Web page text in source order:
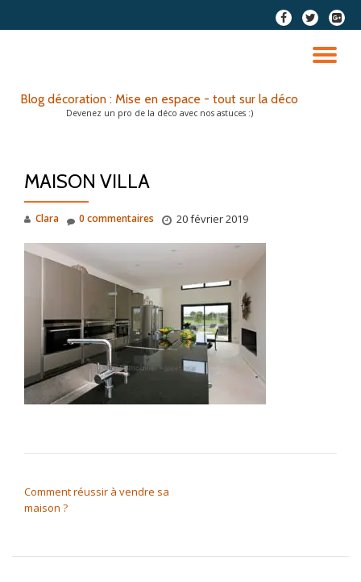
fa-
facebook
fa-
twitter
fa-
plus-
Blog décoration : Mise en espace - tout sur la déco
Devenez un pro de la déco avec nos astuces :)
MAISON VILLA
Clara 20 février 2019
0 commentaires
Comment réussir à vendre sa
maison ?